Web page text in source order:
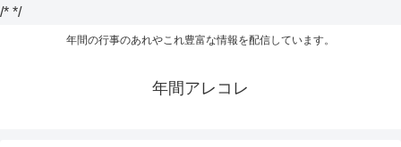
/* */
年間の行事のあれやこれ豊富な情報を配信しています。
年間アレコレ